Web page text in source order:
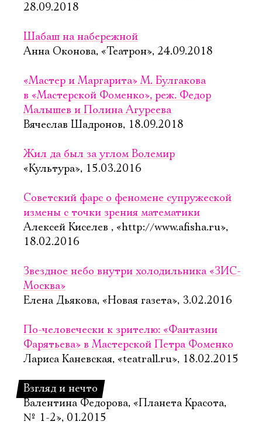
28.09.2018
Шабаш на набережной
Анна Оконова, «Театрон», 24.09.2018
«Мастер и Маргарита» М. Булгакова
в «Мастерской Фоменко», реж. Федор
Малышев и Полина Агуреева
Вячеслав Шадронов, 18.09.2018
Жил да был за углом Волемир
«Культура», 15.03.2016
Советский фарс о феномене супружеской
измены с точки зрения математики
Алексей Киселев , «http://www.afisha.ru»,
18.02.2016
Звездное небо внутри холодильника «ЗИС-
Москва»
Елена Дьякова, «Новая газета», 3.02.2016
По-человечески к зрителю: «Фантазии
Фарятьева» в Мастерской Петра Фоменко
Лариса Каневская, «teatrall.ru», 18.02.2015
Взгляд и нечто
Валентина Федорова, «Планета Красота,
№ 1-2», 01.2015